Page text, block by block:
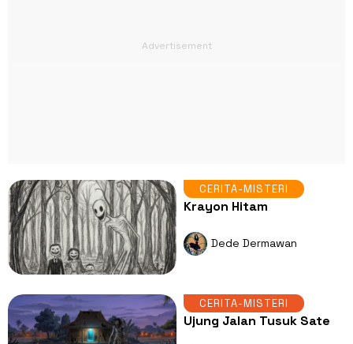
CERITA-MISTERI
Krayon Hitam
Dede Dermawan
CERITA-MISTERI
Ujung Jalan Tusuk Sate